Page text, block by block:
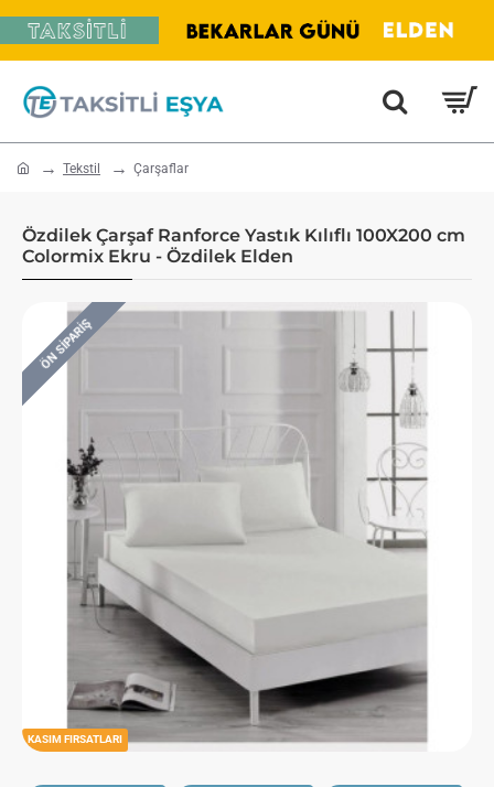
home Tekstil Çarşaflar
Özdilek Çarşaf Ranforce Yastık Kılıflı 100X200 cm
Colormix Ekru - Özdilek Elden
KASIM FIRSATLARI
ÖN SIPARIŞ